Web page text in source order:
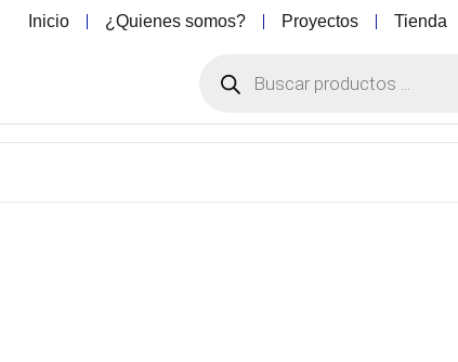
Inicio ¿Quienes somos? Proyectos Tienda